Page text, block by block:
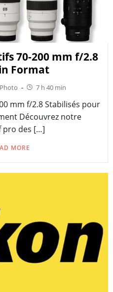
70-200 mm f/2.8
Format
- 7 h 40 min
mm f/2.8 Stabilisés pour
Découvrez notre
pro des […]
MORE